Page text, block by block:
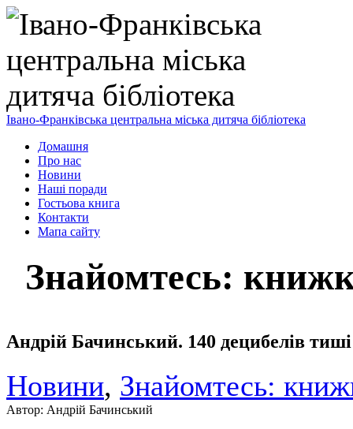
Івано-Франківська центральна міська дитяча бібліотека
Домашня
Про нас
Новини
Наші поради
Гостьова книга
Контакти
Мапа сайту
Знайомтесь:
Андрій Бачинський. 140 децибелів тиші
Новини, Знайомтесь:
Автор: Андрій Бачинський